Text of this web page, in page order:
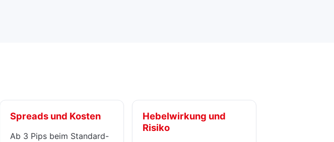
Spreads und Kosten
Ab 3 Pips beim Standard-
Hebelwirkung und
Risiko